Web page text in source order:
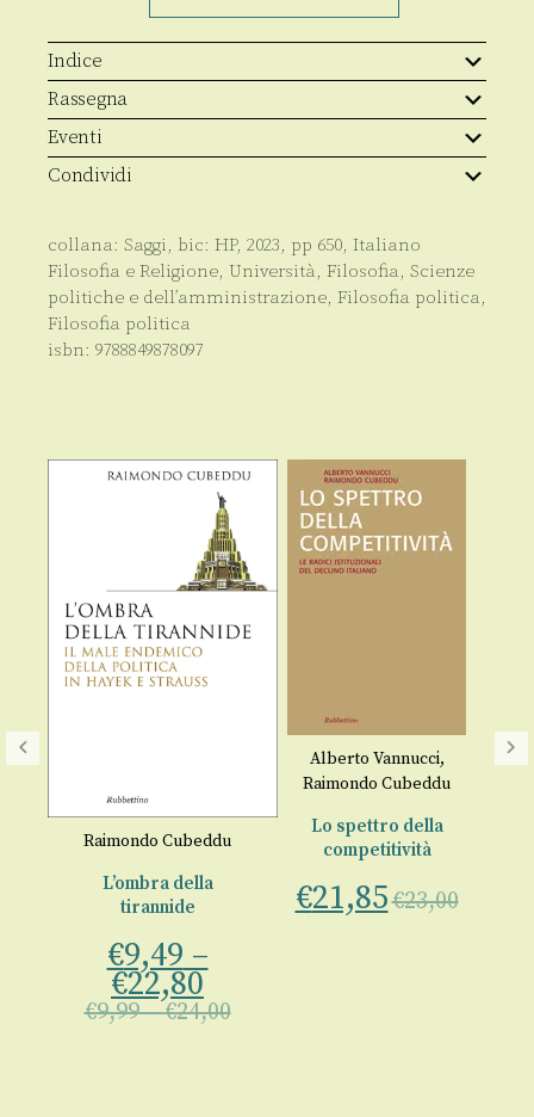
Indice
Rassegna
Eventi
Condividi
collana: Saggi, bic: HP, 2023, pp 650, Italiano
Filosofia e Religione, Università, Filosofia, Scienze
politiche e dell’amministrazione, Filosofia politica,
Filosofia politica
isbn: 9788849878097
Raimondo Cubeddu
L’ombra della
tirannide
€9,49 –
€22,80
€9,99–€24,00
Alberto Vannucci,
Raimondo Cubeddu
Lo spettro della
competitività
€21,85€23,00